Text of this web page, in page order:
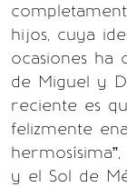
hijos, cuya
ocasiones ha
de Miguel y
reciente es
felizmente
y el Sol de